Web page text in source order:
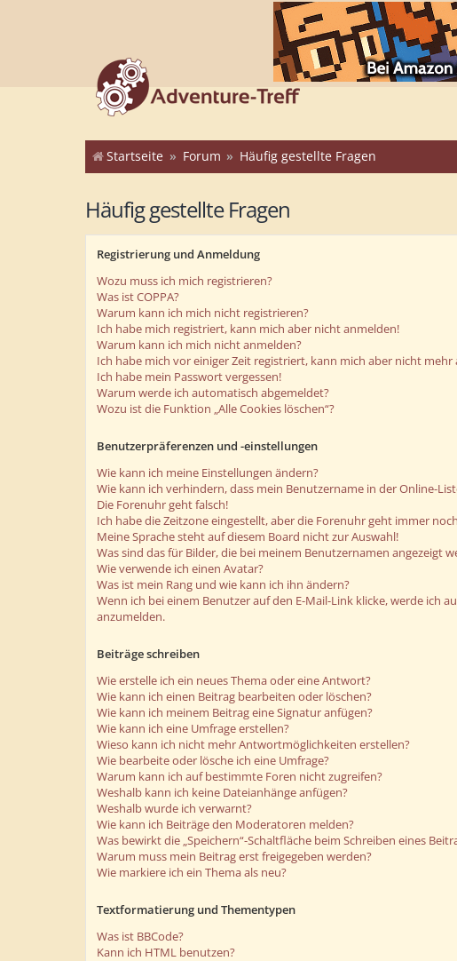
Startseite Forum Häufig gestellte Fragen
Häufig gestellte Fragen
Registrierung und Anmeldung
Wozu muss ich mich registrieren?
Was ist COPPA?
Warum kann ich mich nicht registrieren?
Ich habe mich registriert, kann mich aber nicht anmelden!
Warum kann ich mich nicht anmelden?
Ich habe mich vor einiger Zeit registriert, kann mich aber nicht mehr
Ich habe mein Passwort vergessen!
Warum werde ich automatisch abgemeldet?
Wozu ist die Funktion „Alle Cookies löschen“?
Benutzerpräferenzen und -einstellungen
Wie kann ich meine Einstellungen ändern?
Wie kann ich verhindern, dass mein Benutzername in der Online-
Die Forenuhr geht falsch!
Ich habe die Zeitzone eingestellt, aber die Forenuhr geht immer
Meine Sprache steht auf diesem Board nicht zur Auswahl!
Was sind das für Bilder, die bei meinem Benutzernamen angezeigt
Wie verwende ich einen Avatar?
Was ist mein Rang und wie kann ich ihn ändern?
Wenn ich bei einem Benutzer auf den E-Mail-Link klicke, werde ich
anzumelden.
Beiträge schreiben
Wie erstelle ich ein neues Thema oder eine Antwort?
Wie kann ich einen Beitrag bearbeiten oder löschen?
Wie kann ich meinem Beitrag eine Signatur anfügen?
Wie kann ich eine Umfrage erstellen?
Wieso kann ich nicht mehr Antwortmöglichkeiten erstellen?
Wie bearbeite oder lösche ich eine Umfrage?
Warum kann ich auf bestimmte Foren nicht zugreifen?
Weshalb kann ich keine Dateianhänge anfügen?
Weshalb wurde ich verwarnt?
Wie kann ich Beiträge den Moderatoren melden?
Was bewirkt die „Speichern“-Schaltfläche beim Schreiben eines
Warum muss mein Beitrag erst freigegeben werden?
Wie markiere ich ein Thema als neu?
Textformatierung und Thementypen
Was ist BBCode?
Kann ich HTML benutzen?